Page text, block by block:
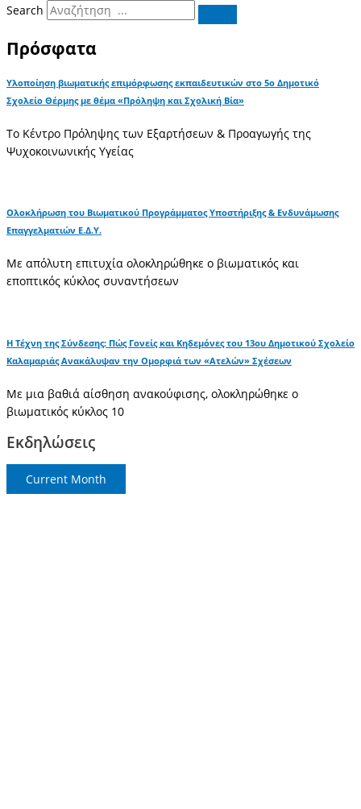
Search
Πρόσφατα
Υλοποίηση βιωματικής επιμόρφωσης εκπαιδευτικών στο 5ο Δημοτικό
Σχολείο Θέρμης με θέμα «Πρόληψη και Σχολική Βία»
Το Κέντρο Πρόληψης των Εξαρτήσεων & Προαγωγής της
Ψυχοκοινωνικής Υγείας
Ολοκλήρωση του Βιωματικού Προγράμματος Υποστήριξης & Ενδυνάμωσης
Επαγγελματιών Ε.Δ.Υ.
Με απόλυτη επιτυχία ολοκληρώθηκε ο βιωματικός και
εποπτικός κύκλος συναντήσεων
Η Τέχνη της Σύνδεσης: Πώς Γονείς και Κηδεμόνες του 13ου Δημοτικού Σχολείο
Καλαμαριάς Ανακάλυψαν την Ομορφιά των «Ατελών» Σχέσεων
Με μια βαθιά αίσθηση ανακούφισης, ολοκληρώθηκε ο
βιωματικός κύκλος 10
Εκδηλώσεις
Current Month